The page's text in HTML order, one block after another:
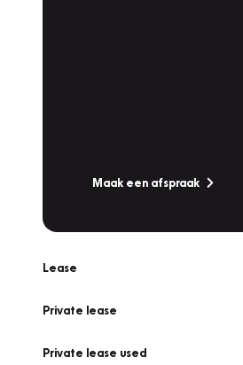
Maak een afspraak
Lease
Private lease
Private lease used